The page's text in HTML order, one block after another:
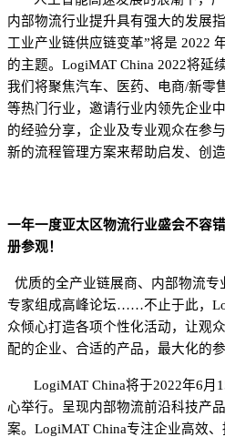
内部物流行业提升具有强大的发展
工业产业链供应链变革”将是 2022
的主题。LogiMAT China 2022将延
我们将聚焦汽车、 医药、电商/新零
等热门行业，邀请行业内领先企业
的经验分享， 企业及专业观众在参与
新的流程管理方案来帮助启发、 创造
一年一度亚太区物流行业盛会不容
册参观！
优质的全产业链展商、内部物流专
专家组成高峰论坛……不止于此，
众倾心打造各项个性化活动， 让观
配的企业、合适的产品，最大化的
LogiMAT China将于2022年6月1
心举行。 呈现内部物流前沿科技产
案。 LogiMAT China专注企业高效